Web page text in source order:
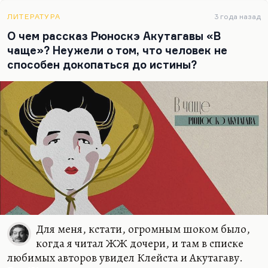
великий роман. «Мадам Бовари» не нуждается в…
ЛИТЕРАТУРА 3 года назад
О чем рассказ Рюноскэ Акутагавы «В
чаще»? Неужели о том, что человек не
способен докопаться до истины?
Для меня, кстати, огромным шоком было,
когда я читал ЖЖ дочери, и там в списке
любимых авторов увидел Клейста и Акутагаву.